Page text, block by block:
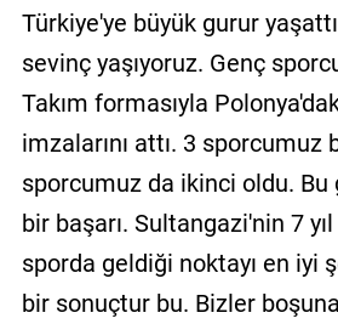
Türkiye'ye büyük gurur
sevinç yaşıyoruz. Genç
Takım formasıyla
imzalarını attı. 3 sporcumuz
sporcumuz da ikinci oldu. Bu
bir başarı. Sultangazi'nin 7
sporda geldiği noktayı en iyi
bir sonuçtur bu. Bizler